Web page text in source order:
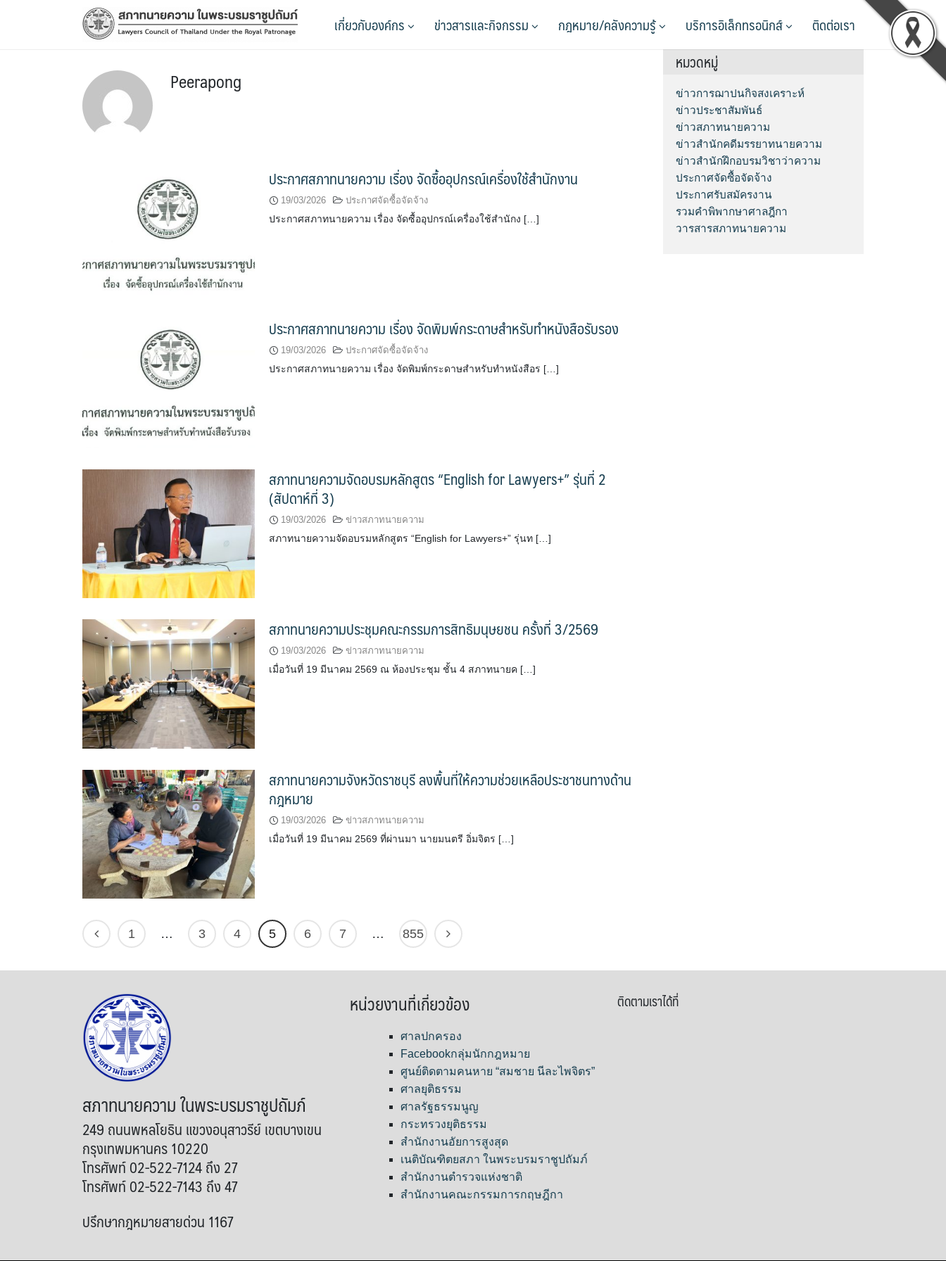
เกี่ยวกับองค์กร ข่าวสารและกิจกรรม กฎหมาย/คลังความรู้ บริการอิเล็กทรอนิกส์ ติดต่อเรา
Peerapong
ประกาศสภาทนายความ เรื่อง จัดซื้ออุปกรณ์เครื่องใช้สำนักงาน
19/03/2026 ประกาศจัดซื้อจัดจ้าง
ประกาศสภาทนายความ เรื่อง จัดซื้ออุปกรณ์เครื่องใช้สำนักง […]
ประกาศสภาทนายความ เรื่อง จัดพิมพ์กระดาษสำหรับทำหนังสือรับรอง
19/03/2026 ประกาศจัดซื้อจัดจ้าง
ประกาศสภาทนายความ เรื่อง จัดพิมพ์กระดาษสำหรับทำหนังสือร […]
สภาทนายความจัดอบรมหลักสูตร “English for Lawyers+” รุ่นที่ 2
(สัปดาห์ที่ 3)
19/03/2026 ข่าวสภาทนายความ
สภาทนายความจัดอบรมหลักสูตร “English for Lawyers+” รุ่นท […]
สภาทนายความประชุมคณะกรรมการสิทธิมนุษยชน ครั้งที่ 3/2569
19/03/2026 ข่าวสภาทนายความ
เมื่อวันที่ 19 มีนาคม 2569 ณ ห้องประชุม ชั้น 4 สภาทนายค […]
สภาทนายความจังหวัดราชบุรี ลงพื้นที่ให้ความช่วยเหลือประชาชนทางด้าน
กฎหมาย
19/03/2026 ข่าวสภาทนายความ
เมื่อวันที่ 19 มีนาคม 2569 ที่ผ่านมา นายมนตรี อิ่มจิตร […]
1 … 3 4 5 6 7 … 855
หมวดหมู่
ข่าวการฌาปนกิจสงเคราะห์
ข่าวประชาสัมพันธ์
ข่าวสภาทนายความ
ข่าวสำนักคดีมรรยาทนายความ
ข่าวสำนักฝึกอบรมวิชาว่าความ
ประกาศจัดซื้อจัดจ้าง
ประกาศรับสมัครงาน
รวมคำพิพากษาศาลฎีกา
วารสารสภาทนายความ
สภาทนายความ ในพระบรมราชูปถัมภ์
249 ถนนพหลโยธิน แขวงอนุสาวรีย์ เขตบางเขน
กรุงเทพมหานคร 10220
โทรศัพท์ 02-522-7124 ถึง 27
โทรศัพท์ 02-522-7143 ถึง 47
ปรึกษากฎหมายสายด่วน 1167
หน่วยงานที่เกี่ยวข้อง
ศาลปกครอง
Facebookกลุ่มนักกฎหมาย
ศูนย์ติดตามคนหาย “สมชาย นีละไพจิตร”
ศาลยุติธรรม
ศาลรัฐธรรมนูญ
กระทรวงยุติธรรม
สำนักงานอัยการสูงสุด
เนติบัณฑิตยสภา ในพระบรมราชูปถัมภ์
สำนักงานตำรวจแห่งชาติ
สำนักงานคณะกรรมการกฤษฎีกา
ติดตามเราได้ที่